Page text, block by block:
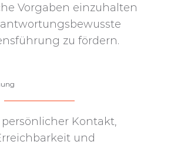
Kontakt,
und
Vorgaben einzuhalten
zu fördern.